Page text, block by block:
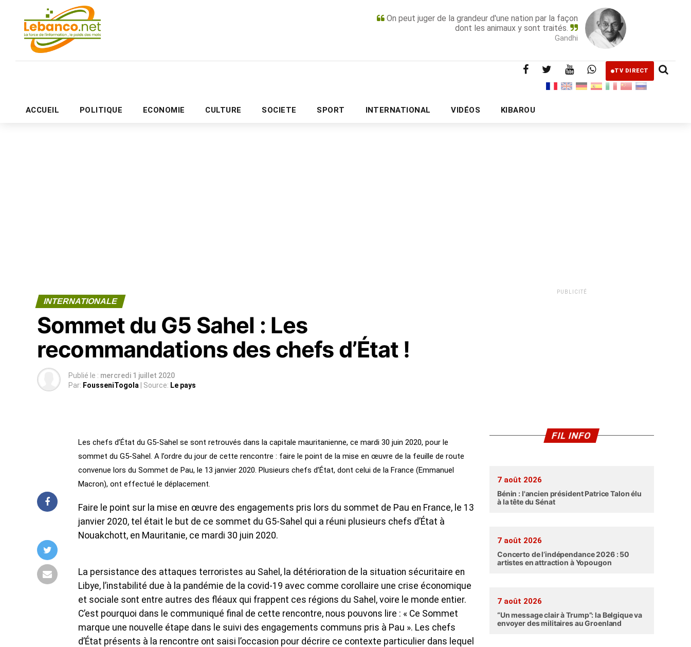
On peut juger de la grandeur d'une nation par la façon
dont les animaux y sont traités.
Gandhi
TV DIRECT
ACCUEIL POLITIQUE ECONOMIE CULTURE SOCIETE SPORT INTERNATIONAL VIDÉOS KIBAROU
PUBLICITÉ
INTERNATIONALE
Sommet du G5 Sahel : Les
recommandations des chefs d’État !
Publié le : mercredi 1 juillet 2020
Par: FousseniTogola | Source: Le pays
Les chefs d’État du G5-Sahel se sont retrouvés dans la capitale mauritanienne, ce mardi 30 juin 2020, pour le
sommet du G5-Sahel. A l’ordre du jour de cette rencontre : faire le point de la mise en œuvre de la feuille de route
convenue lors du Sommet de Pau, le 13 janvier 2020. Plusieurs chefs d’État, dont celui de la France (Emmanuel
Macron), ont effectué le déplacement.
Faire le point sur la mise en œuvre des engagements pris lors du sommet de Pau en France, le 13
janvier 2020, tel était le but de ce sommet du G5-Sahel qui a réuni plusieurs chefs d’État à
Nouakchott, en Mauritanie, ce mardi 30 juin 2020.
La persistance des attaques terroristes au Sahel, la détérioration de la situation sécuritaire en
Libye, l’instabilité due à la pandémie de la covid-19 avec comme corollaire une crise économique
et sociale sont entre autres des fléaux qui frappent ces régions du Sahel, voire le monde entier.
C’est pourquoi dans le communiqué final de cette rencontre, nous pouvons lire : « Ce Sommet
marque une nouvelle étape dans le suivi des engagements communs pris à Pau ». Les chefs
d’État présents à la rencontre ont saisi l’occasion pour décrire ce contexte particulier dans lequel
PUBLICITÉ
FIL INFO
7 août 2026
Bénin : l'ancien président Patrice Talon élu
à la tête du Sénat
7 août 2026
Concerto de l’indépendance 2026 : 50
artistes en attraction à Yopougon
7 août 2026
“Un message clair à Trump”: la Belgique va
envoyer des militaires au Groenland